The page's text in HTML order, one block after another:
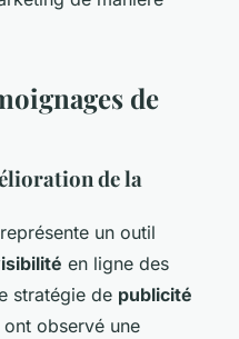
de
de la
représente un outil
en ligne des
stratégie de publicité
observé une